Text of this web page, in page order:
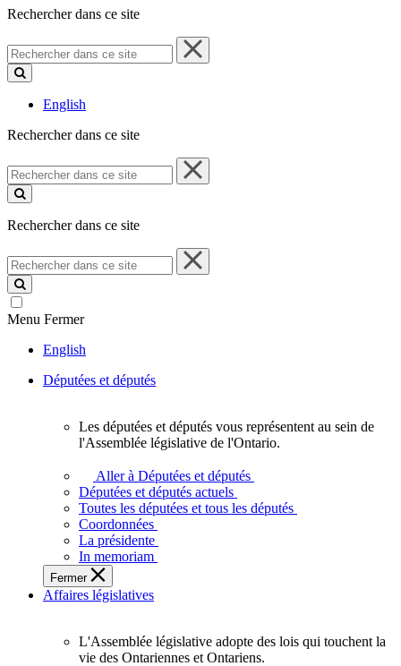
Rechercher dans ce site
Rechercher
dans
ce
English
Rechercher dans ce site
Rechercher
dans
ce
Rechercher dans ce site
Rechercher
dans
ce
site
Menu Fermer
English
Députées et députés
députés
vous
représentent
sein
de
l'Assemblée
législative
l'Ontario.
Les députées et députés vous représentent au sein de
l'Assemblée législative de l'Ontario.
Aller à Députées et députés
Députées et députés actuels
Toutes les députées et tous les députés
Coordonnées
La présidente
In memoriam
Fermer
Affaires législatives
L'Assemblée
L'Assemblée législative adopte des lois qui touchent la
vie des Ontariennes et Ontariens.